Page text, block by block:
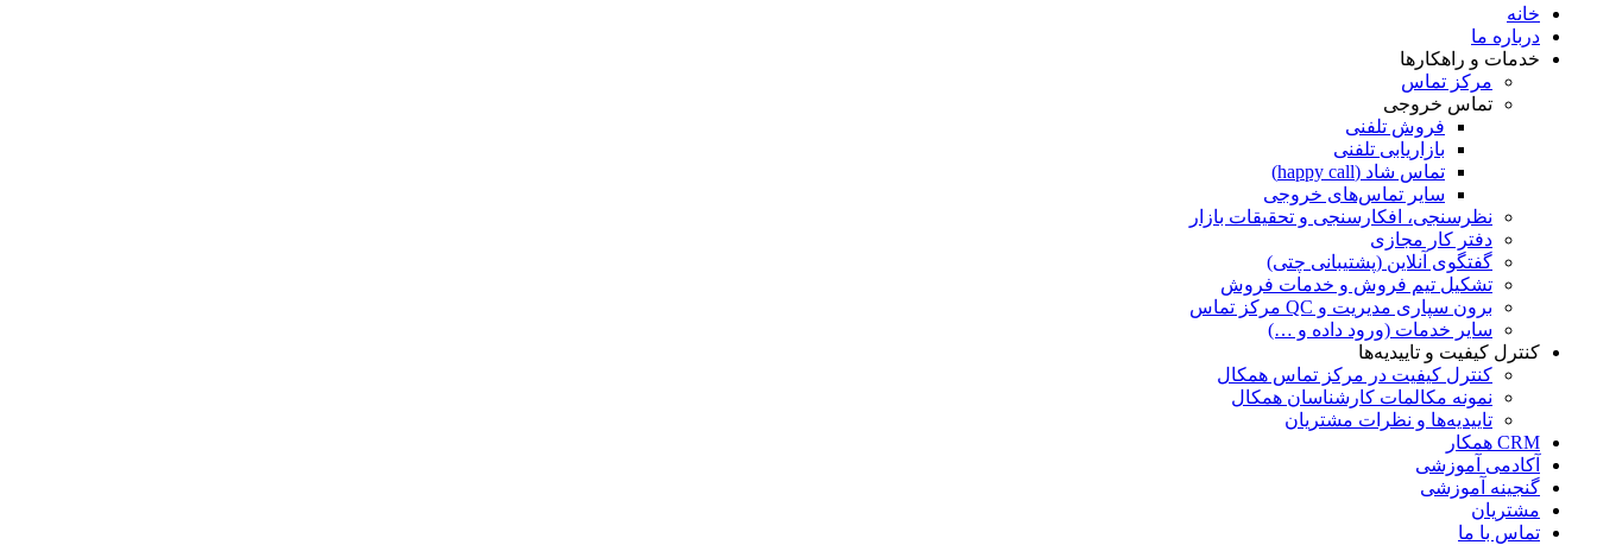
خانه
درباره ما
خدمات و راهکارها
مرکز تماس
تماس خروجی
فروش تلفنی
بازاریابی تلفنی
تماس شاد (happy call)
سایر تماس‌های خروجی
نظرسنجی، افکارسنجی و تحقیقات بازار
دفتر کار مجازی
گفتگوی آنلاین (پشتیبانی چتی)
تشکیل تیم فروش و خدمات فروش
برون سپاری مدیریت و QC مرکز تماس
سایر خدمات (ورود داده و …)
کنترل کیفیت و تاییدیه‌ها
کنترل کیفیت در مرکز تماس همکال
نمونه مکالمات کارشناسان همکال
تاییدیه‌ها و نظرات مشتریان
CRM همکار
آکادمی آموزشی
گنجینه آموزشی
مشتریان
تماس با ما